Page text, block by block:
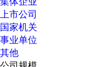
上市公司
国家机关
事业单位
其他